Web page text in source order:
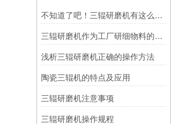
不知道了吧！三辊研磨机有这么多的优点
三辊研磨机作为工厂研细物料的主要设备，它的维护和保养一定要细致
浅析三辊研磨机正确的操作方法
陶瓷三辊机的特点及应用
三辊研磨机注意事项
三辊研磨机操作规程